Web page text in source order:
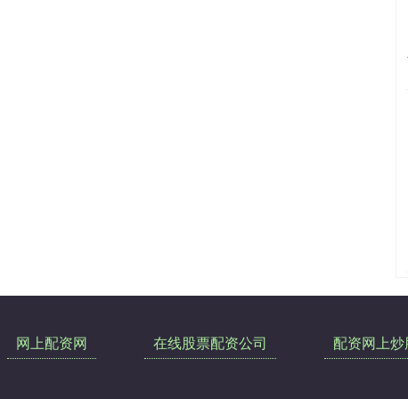
网上配资网 在线股票配资公司 配资网上